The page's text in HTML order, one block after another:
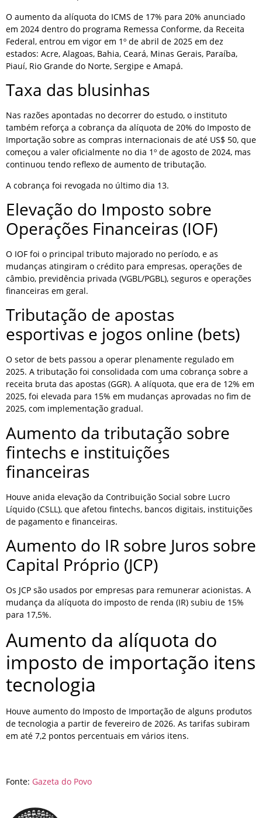
O aumento da alíquota do ICMS de 17% para 20% anunciado
em 2024 dentro do programa Remessa Conforme, da Receita
Federal, entrou em vigor em 1º de abril de 2025 em dez
estados: Acre, Alagoas, Bahia, Ceará, Minas Gerais, Paraíba,
Piauí, Rio Grande do Norte, Sergipe e Amapá.
Taxa das blusinhas
Nas razões apontadas no decorrer do estudo, o instituto
também reforça a cobrança da alíquota de 20% do Imposto de
Importação sobre as compras internacionais de até US$ 50, que
começou a valer oficialmente no dia 1º de agosto de 2024, mas
continuou tendo reflexo de aumento de tributação.
A cobrança foi revogada no último dia 13.
Elevação do Imposto sobre
Operações Financeiras (IOF)
O IOF foi o principal tributo majorado no período, e as
mudanças atingiram o crédito para empresas, operações de
câmbio, previdência privada (VGBL/PGBL), seguros e operações
financeiras em geral.
Tributação de apostas
esportivas e jogos online (bets)
O setor de bets passou a operar plenamente regulado em
2025. A tributação foi consolidada com uma cobrança sobre a
receita bruta das apostas (GGR). A alíquota, que era de 12% em
2025, foi elevada para 15% em mudanças aprovadas no fim de
2025, com implementação gradual.
Aumento da tributação sobre
fintechs e instituições
financeiras
Houve anida elevação da Contribuição Social sobre Lucro
Líquido (CSLL), que afetou fintechs, bancos digitais, instituições
de pagamento e financeiras.
Aumento do IR sobre Juros sobre
Capital Próprio (JCP)
Os JCP são usados por empresas para remunerar acionistas. A
mudança da alíquota do imposto de renda (IR) subiu de 15%
para 17,5%.
Aumento da alíquota do
imposto de importação itens
tecnologia
Houve aumento do Imposto de Importação de alguns produtos
de tecnologia a partir de fevereiro de 2026. As tarifas subiram
em até 7,2 pontos percentuais em vários itens.
Fonte: Gazeta do Povo